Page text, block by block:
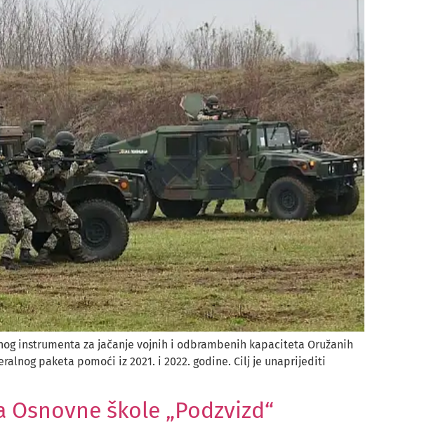
instrumenta za jačanje vojnih i odbrambenih kapaciteta Oružanih
paketa pomoći iz 2021. i 2022. godine. Cilj je unaprijediti
škole „Podzvizd“